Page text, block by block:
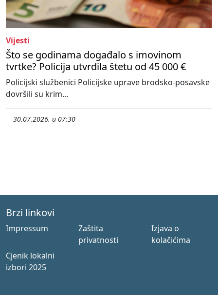
Vijesti
Što se godinama događalo s imovinom
tvrtke? Policija utvrdila štetu od 45 000 €
Policijski službenici Policijske uprave brodsko-posavske
dovršili su krim...
30.07.2026. u 07:30
Brzi linkovi
Impressum
Zaštita
privatnosti
Izjava o
kolačićima
Cjenik lokalni
izbori 2025